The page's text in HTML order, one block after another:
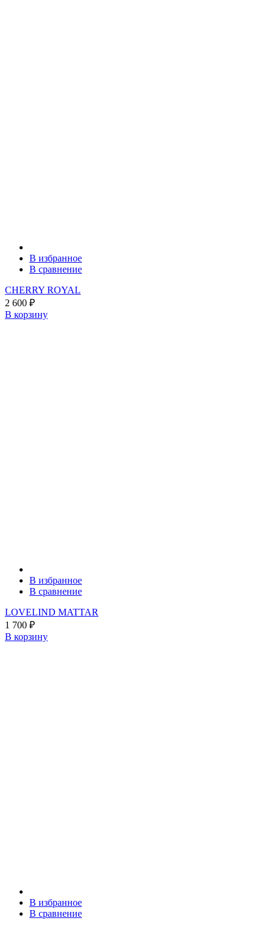
В избранное
В сравнение
CHERRY ROYAL
2 600 ₽
В корзину
В избранное
В сравнение
LOVELIND MATTAR
1 700 ₽
В корзину
В избранное
В сравнение